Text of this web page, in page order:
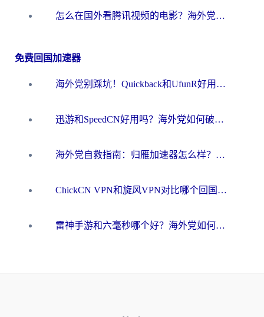
怎么在国外看腾讯视频的电影？海外党亲测有效的回国加速指南
免费回国加速器
海外党别踩坑！Quickback和UfunR好用吗？选对回国加速器才能无缝刷国内资源
迅游和SpeedCN好用吗？海外党如何破解那道看不见的墙
海外党自救指南：归雁加速器怎么样？教你避开坑实现国内资源无缝访问
ChickCN VPN和旋风VPN对比哪个回国效果更好？海外用户的选择困境与出路
雷神手游和六毫秒哪个好？海外党如何真正解锁国内资源